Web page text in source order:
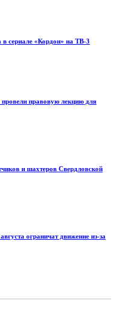
сериале «Кордон» на ТВ-3
правовую лекцию для
и шахтеров Свердловской
ограничат движение из-за